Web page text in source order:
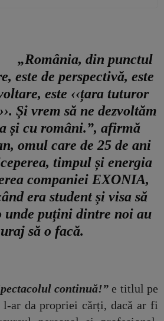
„România, din punctul
este de perspectivă, este
este ‹‹țara tuturor
Și vrem să ne dezvoltăm
și cu români.”, afirmă
omul care de 25 de ani
timpul și energia
companiei EXONIA,
era student și visa să
unde puțini dintre noi au
să o facă.
continuă!”e titlul pe
l-ar da propriei cărți, dacă ar fi